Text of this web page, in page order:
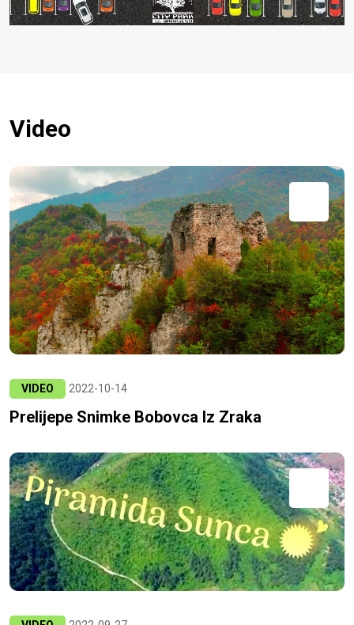
Video
VIDEO 2022-10-14
Prelijepe Snimke Bobovca Iz Zraka